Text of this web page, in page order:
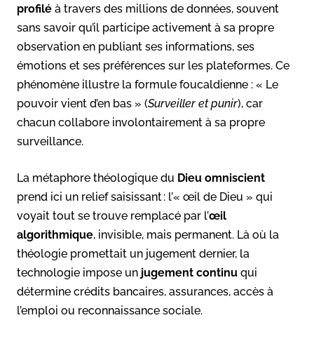
profilé à travers des millions de données, souvent
sans savoir qu’il participe activement à sa propre
observation en publiant ses informations, ses
émotions et ses préférences sur les plateformes. Ce
phénomène illustre la formule foucaldienne : « Le
pouvoir vient d’en bas » (Surveiller et punir), car
chacun collabore involontairement à sa propre
surveillance.
La métaphore théologique du Dieu omniscient
prend ici un relief saisissant : l’« œil de Dieu » qui
voyait tout se trouve remplacé par l’œil
algorithmique, invisible, mais permanent. Là où la
théologie promettait un jugement dernier, la
technologie impose un jugement continu qui
détermine crédits bancaires, assurances, accès à
l’emploi ou reconnaissance sociale.